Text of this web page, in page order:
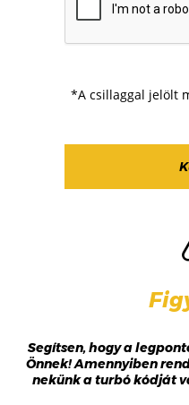
*A csillaggal jelölt
Segítsen, hogy a
Önnek! Amennyiben
nekünk a turbó kódját